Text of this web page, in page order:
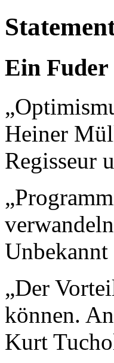
Ein
Heiner
Regisseur
„Der
können.
Kurt